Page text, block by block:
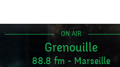
ON AIR
Grenouille
88.8 fm - Marseille